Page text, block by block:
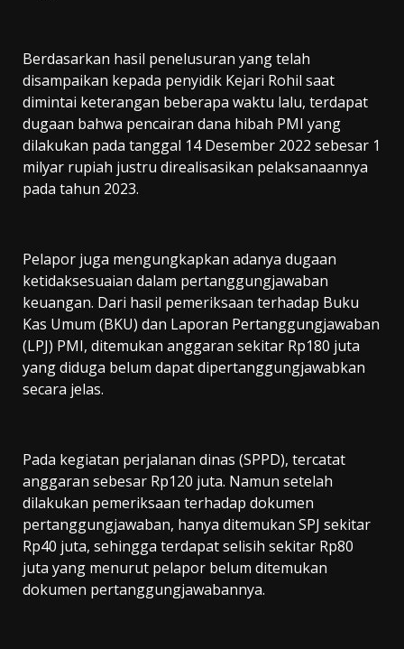
Berdasarkan hasil penelusuran yang telah
disampaikan kepada penyidik Kejari Rohil saat
dimintai keterangan beberapa waktu lalu, terdapat
dugaan bahwa pencairan dana hibah PMI yang
dilakukan pada tanggal 14 Desember 2022 sebesar 1
milyar rupiah justru direalisasikan pelaksanaannya
pada tahun 2023.
Pelapor juga mengungkapkan adanya dugaan
ketidaksesuaian dalam pertanggungjawaban
keuangan. Dari hasil pemeriksaan terhadap Buku
Kas Umum (BKU) dan Laporan Pertanggungjawaban
(LPJ) PMI, ditemukan anggaran sekitar Rp180 juta
yang diduga belum dapat dipertanggungjawabkan
secara jelas.
Pada kegiatan perjalanan dinas (SPPD), tercatat
anggaran sebesar Rp120 juta. Namun setelah
dilakukan pemeriksaan terhadap dokumen
pertanggungjawaban, hanya ditemukan SPJ sekitar
Rp40 juta, sehingga terdapat selisih sekitar Rp80
juta yang menurut pelapor belum ditemukan
dokumen pertanggungjawabannya.